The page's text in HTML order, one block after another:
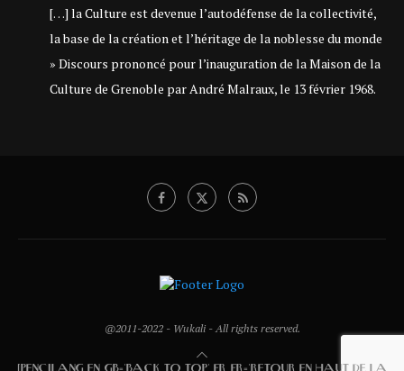
[…] la Culture est devenue l’autodéfense de la collectivité,
la base de la création et l’héritage de la noblesse du monde
» Discours prononcé pour l’inauguration de la Maison de la
Culture de Grenoble par André Malraux, le 13 février 1968.
@2011-2022 - Wukali - All rights reserved.
[PENCILANG EN_GB='BACK TO TOP' FR_FR='RETOUR EN HAUT DE LA